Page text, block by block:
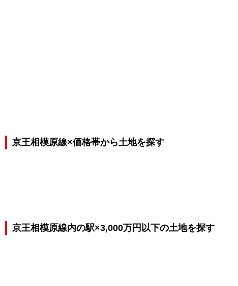
京王相模原線×価格帯から土地を探す
京王相模原線内の駅×3,000万円以下の土地を探す